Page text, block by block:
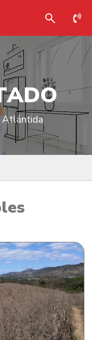
ADO
Atlántida
De Flores